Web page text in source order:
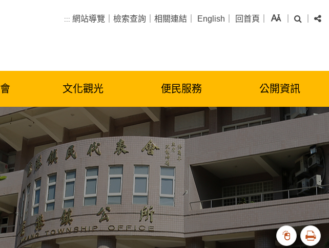
::: 網站導覽 檢索查詢 相關連結 English 回首頁 字級 搜尋
文化觀光 便民服務 公開資訊
列印